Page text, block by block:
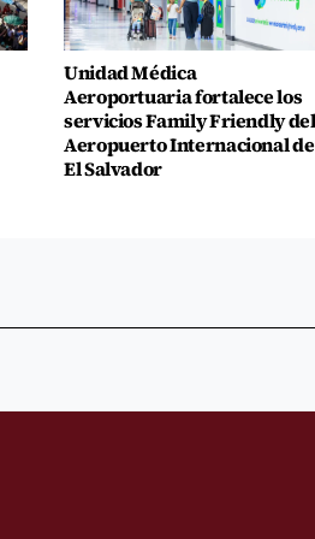
Unidad Médica
Aeroportuaria fortalece los
servicios Family Friendly del
Aeropuerto Internacional de
El Salvador